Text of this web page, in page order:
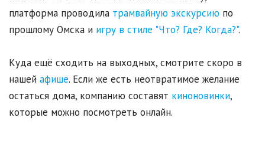
платформа проводила трамвайную экскурсию по
прошлому Омска и игру в стиле "Что? Где? Когда?".
Куда ещё сходить на выходных, смотрите скоро в
нашей афише. Если же есть неотвратимое желание
остаться дома, компанию составят киноновинки,
которые можно посмотреть онлайн.